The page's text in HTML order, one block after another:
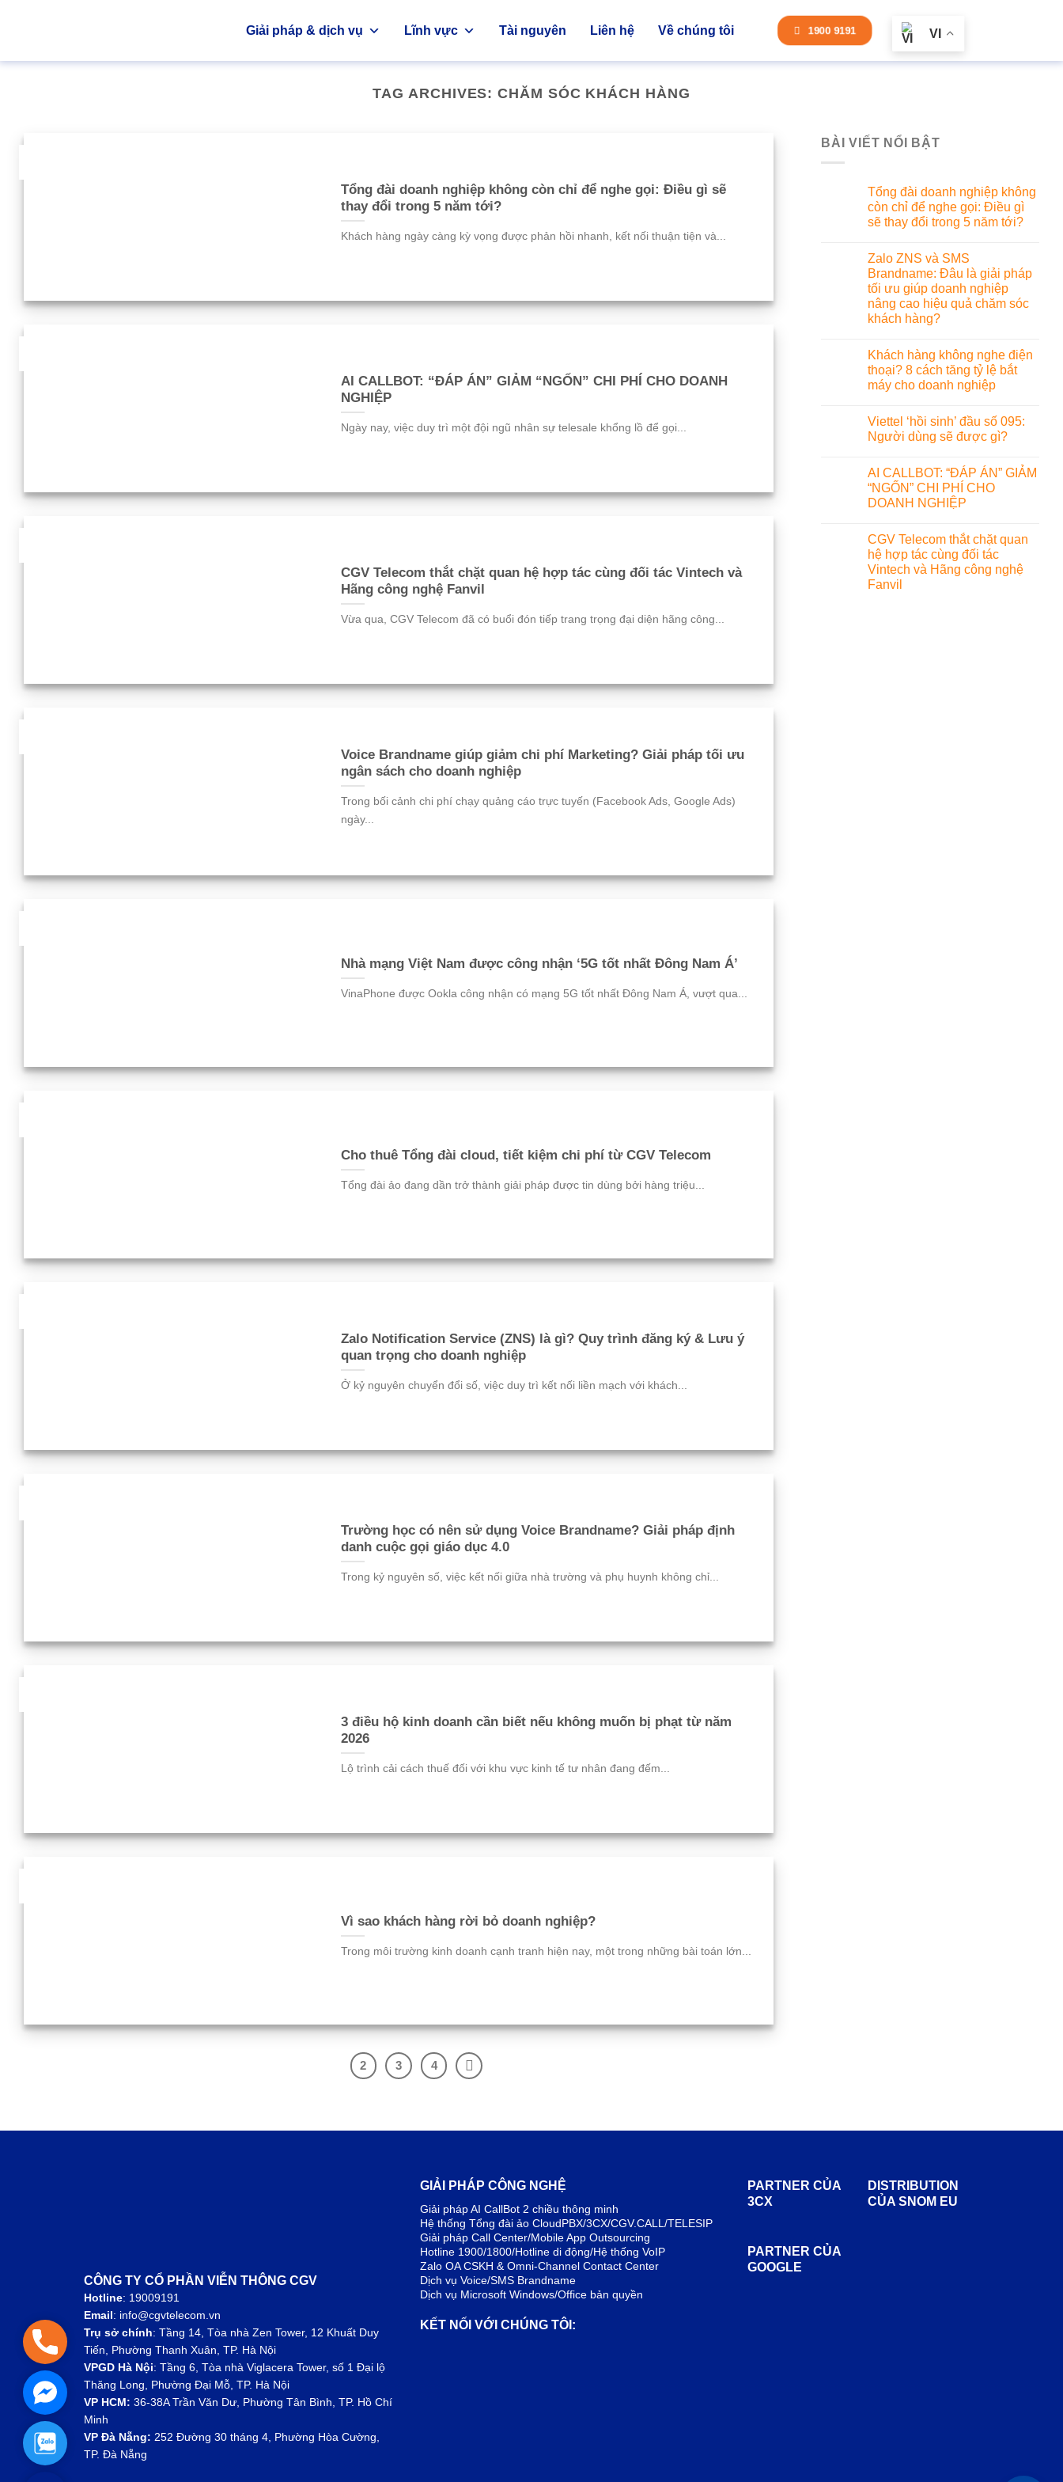
Giải pháp & dịch vụ Lĩnh vực Tài nguyên Liên hệ Về chúng tôi 1900 9191 VI
TAG ARCHIVES:CHĂM SÓC KHÁCH HÀNG
Tổng đài doanh nghiệp không còn chỉ để nghe gọi: Điều gì sẽ
thay đổi trong 5 năm tới?
Khách hàng ngày càng kỳ vọng được phản hồi nhanh, kết nối thuận tiện và...
AI CALLBOT: “ĐÁP ÁN” GIẢM “NGỐN” CHI PHÍ CHO DOANH
NGHIỆP
Ngày nay, việc duy trì một đội ngũ nhân sự telesale khổng lồ để gọi...
CGV Telecom thắt chặt quan hệ hợp tác cùng đối tác Vintech và
Hãng công nghệ Fanvil
Vừa qua, CGV Telecom đã có buổi đón tiếp trang trọng đại diện hãng công...
Voice Brandname giúp giảm chi phí Marketing? Giải pháp tối ưu
ngân sách cho doanh nghiệp
Trong bối cảnh chi phí chạy quảng cáo trực tuyến (Facebook Ads, Google Ads)
ngày...
Nhà mạng Việt Nam được công nhận ‘5G tốt nhất Đông Nam Á’
VinaPhone được Ookla công nhận có mạng 5G tốt nhất Đông Nam Á, vượt qua...
Cho thuê Tổng đài cloud, tiết kiệm chi phí từ CGV Telecom
Tổng đài ảo đang dần trở thành giải pháp được tin dùng bởi hàng triệu...
Zalo Notification Service (ZNS) là gì? Quy trình đăng ký & Lưu ý
quan trọng cho doanh nghiệp
Ở kỷ nguyên chuyển đổi số, việc duy trì kết nối liền mạch với khách...
Trường học có nên sử dụng Voice Brandname? Giải pháp định
danh cuộc gọi giáo dục 4.0
Trong kỷ nguyên số, việc kết nối giữa nhà trường và phụ huynh không chỉ...
3 điều hộ kinh doanh cần biết nếu không muốn bị phạt từ năm
2026
Lộ trình cải cách thuế đối với khu vực kinh tế tư nhân đang đếm...
Vì sao khách hàng rời bỏ doanh nghiệp?
Trong môi trường kinh doanh cạnh tranh hiện nay, một trong những bài toán lớn...
2 3 4
BÀI VIẾT NỔI BẬT
Tổng đài doanh nghiệp không
còn chỉ để nghe gọi: Điều gì
sẽ thay đổi trong 5 năm tới?
Zalo ZNS và SMS
Brandname: Đâu là giải pháp
tối ưu giúp doanh nghiệp
nâng cao hiệu quả chăm sóc
khách hàng?
Khách hàng không nghe điện
thoại? 8 cách tăng tỷ lệ bắt
máy cho doanh nghiệp
Viettel ‘hồi sinh’ đầu số 095:
Người dùng sẽ được gì?
AI CALLBOT: “ĐÁP ÁN” GIẢM
“NGỐN” CHI PHÍ CHO
DOANH NGHIỆP
CGV Telecom thắt chặt quan
hệ hợp tác cùng đối tác
Vintech và Hãng công nghệ
Fanvil
CÔNG TY CỔ PHẦN VIỄN THÔNG CGV
Hotline: 19009191
Email: info@cgvtelecom.vn
Trụ sở chính: Tầng 14, Tòa nhà Zen Tower, 12 Khuất Duy
Tiến, Phường Thanh Xuân, TP. Hà Nội
VPGD Hà Nội: Tầng 6, Tòa nhà Viglacera Tower, số 1 Đại lộ
Thăng Long, Phường Đại Mỗ, TP. Hà Nội
VP HCM: 36-38A Trần Văn Dư, Phường Tân Bình, TP. Hồ Chí
Minh
VP Đà Nẵng: 252 Đường 30 tháng 4, Phường Hòa Cường,
TP. Đà Nẵng
GIẢI PHÁP CÔNG NGHỆ
Giải pháp AI CallBot 2 chiều thông minh
Hệ thống Tổng đài ảo CloudPBX/3CX/CGV.CALL/TELESIP
Giải pháp Call Center/Mobile App Outsourcing
Hotline 1900/1800/Hotline di động/Hệ thống VoIP
Zalo OA CSKH & Omni-Channel Contact Center
Dịch vụ Voice/SMS Brandname
Dịch vụ Microsoft Windows/Office bản quyền
KẾT NỐI VỚI CHÚNG TÔI:
PARTNER CỦA
3CX
PARTNER CỦA
GOOGLE
DISTRIBUTION
CỦA SNOM EU
Hotline: 1900 9191
Facebook Messenger
Zalo